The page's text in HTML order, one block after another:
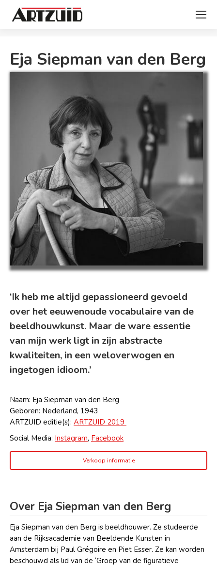
Eja Siepman van den Berg
‘Ik heb me altijd gepassioneerd gevoeld
over het eeuwenoude vocabulaire van de
beeldhouwkunst. Maar de ware essentie
van mijn werk ligt in zijn abstracte
kwaliteiten, in een weloverwogen en
ingetogen idioom.’
Naam: Eja Siepman van den Berg
Geboren: Nederland, 1943
ARTZUID editie(s): ARTZUID 2019
Social Media: Instagram, Facebook
Verkoop informatie
Over Eja Siepman van den Berg
Eja Siepman van den Berg is beeldhouwer. Ze studeerde
aan de Rijksacademie van Beeldende Kunsten in
Amsterdam bij Paul Grégoire en Piet Esser. Ze kan worden
beschouwd als lid van de ‘Groep van de figuratieve